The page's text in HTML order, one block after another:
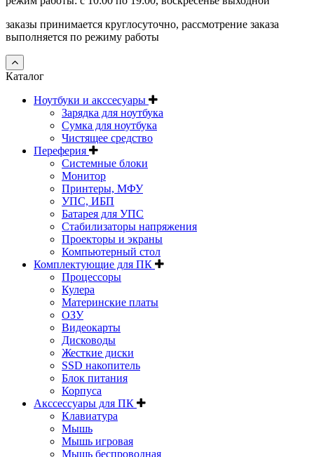
заказы принимается круглосуточно, рассмотрение заказа
выполняется по режиму работы
Каталог
Ноутбуки и акссесуары
Зарядка для ноутбука
Сумка для ноутбука
Чистящее средство
Переферия
Системные блоки
Монитор
Принтеры, МФУ
УПС, ИБП
Батарея для УПС
Стабилизаторы напряжения
Проекторы и экраны
Компьютерный стол
Комплектующие для ПК
Процессоры
Кулера
Материнские платы
ОЗУ
Видеокарты
Дисководы
Жесткие диски
SSD накопитель
Блок питания
Корпуса
Акссессуары для ПК
Клавиатура
Мышь
Мышь игровая
Мышь беспроводная